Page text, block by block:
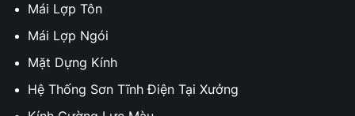
Mái Lợp Tôn
Mái Lợp Ngói
Mặt Dựng Kính
Hệ Thống Sơn Tĩnh Điện Tại Xưởng